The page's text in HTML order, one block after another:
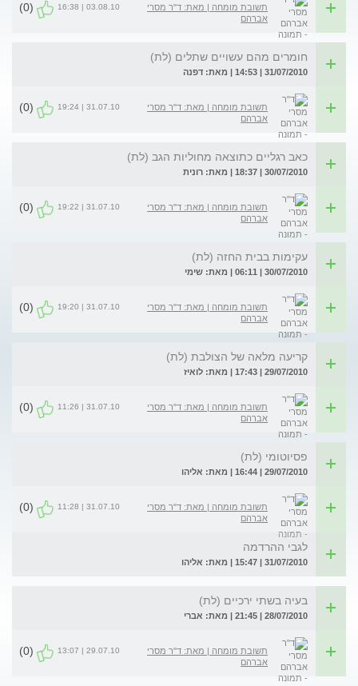
תשובת מומחה | מאת: ד"ר מסרי
אברהם
03.08.10 | 16:38
(0)
חומרים מהם עשויים שתלים (לת)
31/07/2010 | 14:53 | מאת: דפנה
תשובת מומחה | מאת: ד"ר מסרי
אברהם
31.07.10 | 19:24
(0)
כאב רגליים כתוצאה מחוליות הגב (לת)
30/07/2010 | 18:37 | מאת: רונית
תשובת מומחה | מאת: ד"ר מסרי
אברהם
31.07.10 | 19:22
(0)
עקימות בבית החזה (לת)
30/07/2010 | 06:11 | מאת: שימי
תשובת מומחה | מאת: ד"ר מסרי
אברהם
31.07.10 | 19:20
(0)
קריעה מלאה של הצולבת (לת)
29/07/2010 | 17:43 | מאת: לואיז
תשובת מומחה | מאת: ד"ר מסרי
אברהם
31.07.10 | 11:26
(0)
פסיוטומי (לת)
29/07/2010 | 16:44 | מאת: אליהו
תשובת מומחה | מאת: ד"ר מסרי
אברהם
31.07.10 | 11:28
(0)
לגבי ההרדמה
31/07/2010 | 15:47 | מאת: אליהו
בעיה בשתי ירכיים (לת)
28/07/2010 | 21:45 | מאת: אברי
תשובת מומחה | מאת: ד"ר מסרי
אברהם
29.07.10 | 13:07
(0)